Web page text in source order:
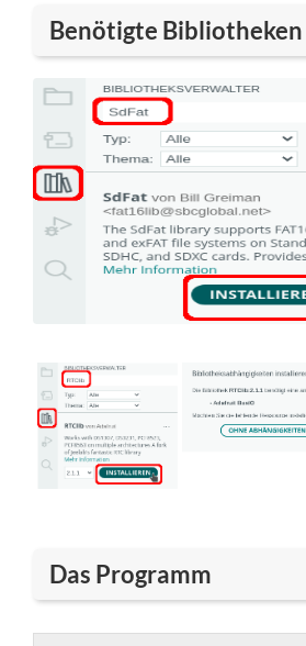
Benötigte Bibliotheken
Das Programm